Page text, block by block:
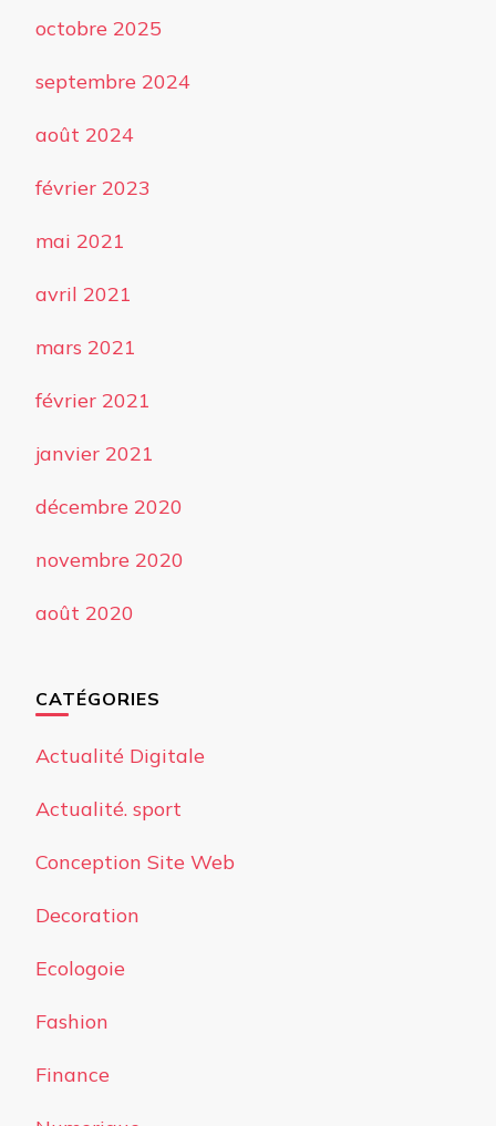
octobre 2025
septembre 2024
août 2024
février 2023
mai 2021
avril 2021
mars 2021
février 2021
janvier 2021
décembre 2020
novembre 2020
août 2020
CATÉGORIES
Actualité Digitale
Actualité. sport
Conception Site Web
Decoration
Ecologoie
Fashion
Finance